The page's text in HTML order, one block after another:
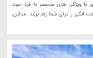
با ویژگی های منحصر به فرد خود،
را برای شما رقم بزنند. مدلین،